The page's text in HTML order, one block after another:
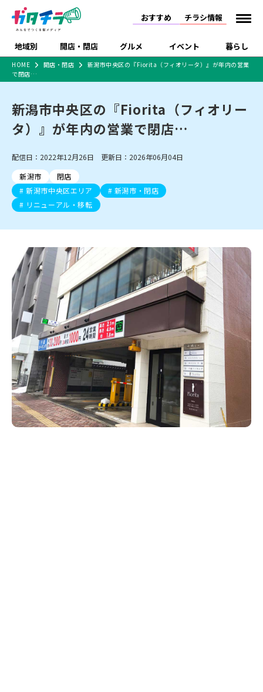
おすすめ チラシ情報
地域別 開店・閉店 グルメ イベント 暮らし
新潟市 下越
中越 上越
佐渡
新潟市中央区 新潟市東区 新潟市西区
新潟市北区
新潟市南区
新潟市江南区 新潟市秋葉区
新潟市西蒲区
村上・関川
新発田・聖籠
胎内・粟島
三条・加茂・田上
五泉・阿賀野・阿賀
燕・弥彦
長岡・見附
小千谷・十日町・津南
魚沼・南魚沼・湯沢
柏崎・刈羽・出雲崎
上越・妙高・糸魚川
開店 閉店
リニューアル・移転 休業 開店まとめ
新潟市・開店
長岡市・閉店
上越市・開店
上越市・閉店
ラーメン・開店
ラーメン・閉店
ラーメン 現地レポート
和食 洋食
スイーツ
ご当地グルメ 食べ歩き テイクアウト
季節・期間限定
カフェ
居酒屋・バー 焼肉
パスタ
パン・ベーカリー
タレカツ・豚カツ
デカ盛り・大盛り
旨辛・激辛
定食・町定食 海鮮・鮨
そば・うどん
日本酒・新潟清酒
ワイン・クラフトビール
ケーキ・パフェ
ビアガーデン・暑気払い
忘新年会・歓送迎会
体験・販売 祭り・伝統行事
趣味・展示会 ライブ・コンサート
スポーツ
セミナー・講演会 子ども向け 花火大会
入場無料
住宅展示場
完成見学会 学生スポーツ アルビレックス
施設・ショップ
住宅メーカー・工務
店
食品メーカー・県産
品
習い事・塾 アパレル・雑貨
病院・クリニック
イオンモール
ラブラ万代・ラブラ2
ビルボードプレイスBP
新潟伊勢丹
ピア万代
リバーサイド千秋
パティオPATIO
特売セール インタビュー
特集・まとめ記事
セツコママ ランキング
開店まとめ
閉店まとめ 人気記事まとめ
ラーメンまとめ
飲食店まとめ
ショッピングモール・
大型施設
ドラッグストア・ホーム
センター
ファッション
冠婚葬祭
習い事・塾 通販・EC イベント
求人
官公庁・自治体
新潟市 チラシ
長岡・見附 チラシ
上越・妙高・糸魚川 チラシ
注目 チラシ
週末セール
火曜セール
オープン・リニューアルセール
周年祭・感謝祭セール
年末・初売りセール
HOME 開店・閉店
新潟市中央区の『Fiorita（フィオリータ）』が年内の営業
で閉店…
新潟市中央区の『Fiorita（フィオリー
タ）』が年内の営業で閉店…
配信日：2022年12月26日 更新日：2026年06月04日
新潟市
閉店
新潟市中央区エリア
新潟市・閉店
リニューアル・移転